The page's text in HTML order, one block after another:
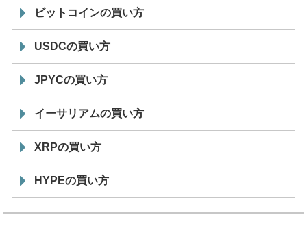
ビットコインの買い方
USDCの買い方
JPYCの買い方
イーサリアムの買い方
XRPの買い方
HYPEの買い方